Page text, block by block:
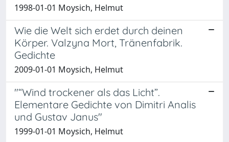
1998-01-01 Moysich, Helmut
Wie die Welt sich erdet durch deinen
Körper. Valzyna Mort, Tränenfabrik.
Gedichte
2009-01-01 Moysich, Helmut
"“Wind trockener als das Licht”.
Elementare Gedichte von Dimitri Analis
und Gustav Janus"
1999-01-01 Moysich, Helmut